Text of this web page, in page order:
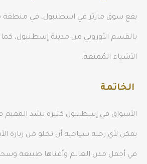
يقع سوق مارتر في اسطنبول، في منطقة
بالقسم الأوروبي من مدينة إسطنبول، كما
الأشياء المُمتعة.
الخاتمة
الأسواق في إسطنبول كثيرة تشد المقيم
يمكن لأي رحلة سياحية أن تخلو من زيارة
في أجمل مدن العالم وأغناها طبيعة